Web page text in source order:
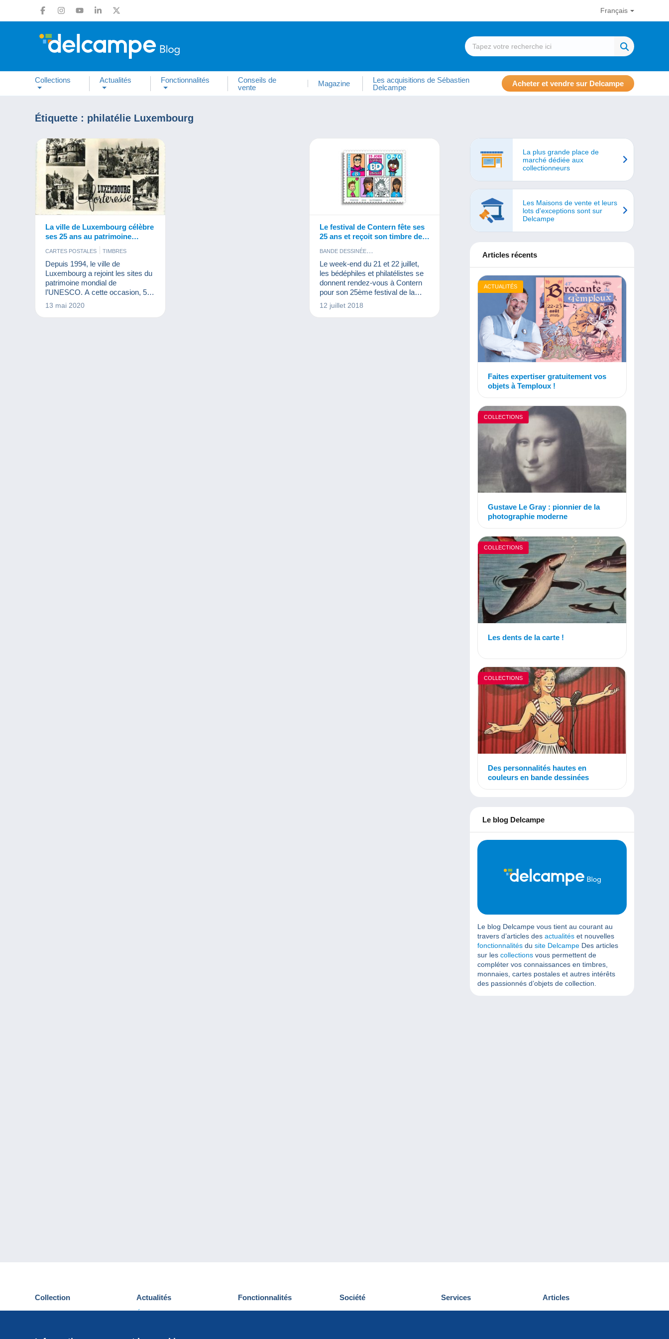
Français
Collections Actualités Fonctionnalités
Conseils de
vente
Magazine
Les acquisitions de Sébastien
Delcampe
Acheter et vendre sur Delcampe
Étiquette : philatélie Luxembourg
La ville de Luxembourg célèbre
ses 25 ans au patrimoine
mondial de l’Unesco
CARTES POSTALES TIMBRES
Depuis 1994, le ville de
Luxembourg a rejoint les sites du
patrimoine mondial de
l’UNESCO. A cette occasion, 50
événements sont là pour marquer
13 mai 2020
Le festival de Contern fête ses
25 ans et reçoit son timbre de
POST Luxembourg !
BANDE DESSINÉE
ÉVÉNEMENTS DELCAMPE
TIMBRES
Le week-end du 21 et 22 juillet,
les bédéphiles et philatélistes se
donnent rendez-vous à Contern
pour son 25ème festival de la
bande dessinée.
12 juillet 2018
La plus grande place de
marché dédiée aux
collectionneurs
Les Maisons de vente et leurs
lots d'exceptions sont sur
Delcampe
Articles récents
ACTUALITÉS
Faites expertiser gratuitement vos
objets à Temploux !
COLLECTIONS
Gustave Le Gray : pionnier de la
photographie moderne
COLLECTIONS
Les dents de la carte !
COLLECTIONS
Des personnalités hautes en
couleurs en bande dessinées
Le blog Delcampe
Le blog Delcampe vous tient au courant au
travers d’articles des actualités et nouvelles
fonctionnalités du site Delcampe Des articles
sur les collections vous permettent de
compléter vos connaissances en timbres,
monnaies, cartes postales et autres intérêts
des passionnés d’objets de collection.
Collection
Cartes postales
Actualités
Événements Delcampe
Fonctionnalités
Nouveautés
Société
Qui sommes-nous
Services
Découvrir Delcampe
Articles